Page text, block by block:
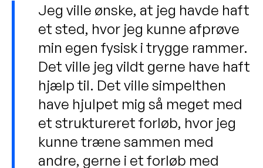
Jeg ville ønske, at jeg havde haft
et sted, hvor jeg kunne afprøve
min egen fysisk i trygge rammer.
Det ville jeg vildt gerne have haft
hjælp til. Det ville simpelthen
have hjulpet mig så meget med
et struktureret forløb, hvor jeg
kunne træne sammen med
andre, gerne i et forløb med